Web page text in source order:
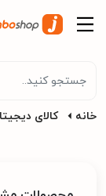
خانه کالای